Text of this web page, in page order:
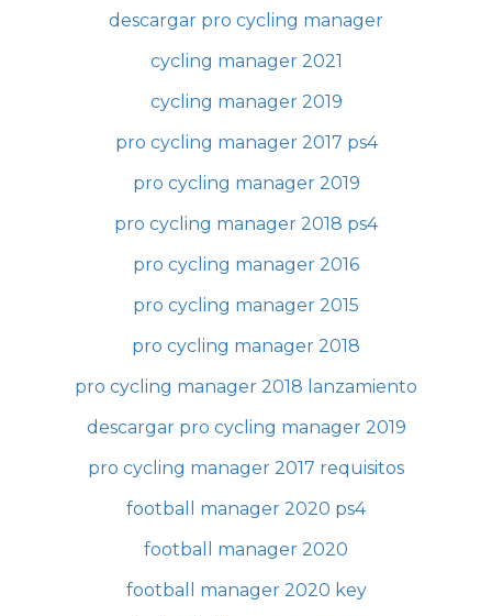
descargar pro cycling manager
cycling manager 2021
cycling manager 2019
pro cycling manager 2017 ps4
pro cycling manager 2019
pro cycling manager 2018 ps4
pro cycling manager 2016
pro cycling manager 2015
pro cycling manager 2018
pro cycling manager 2018 lanzamiento
descargar pro cycling manager 2019
pro cycling manager 2017 requisitos
football manager 2020 ps4
football manager 2020
football manager 2020 key